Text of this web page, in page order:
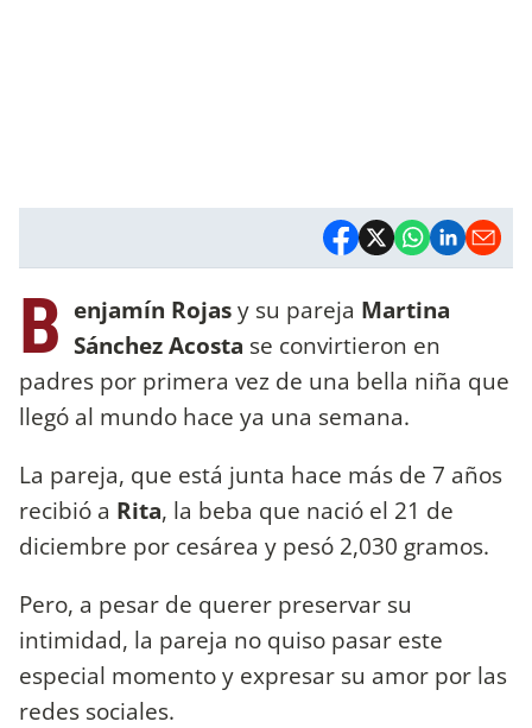
B enjamín Rojasy su pareja Martina
Sánchez Acosta se convirtieron en
padres por primera vez de una bella niña que
llegó al mundo hace ya una semana.
La pareja, que está junta hace más de 7 años
recibió a Rita, la beba que nació el 21 de
diciembre por cesárea y pesó 2,030 gramos.
Pero, a pesar de querer preservar su
intimidad, la pareja no quiso pasar este
especial momento y expresar su amor por las
redes sociales.